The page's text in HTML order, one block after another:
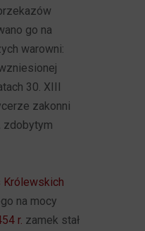
go na
warowni:
30. XIII
zakonni
zdobytym
Królewskich
na mocy
r. zamek stał